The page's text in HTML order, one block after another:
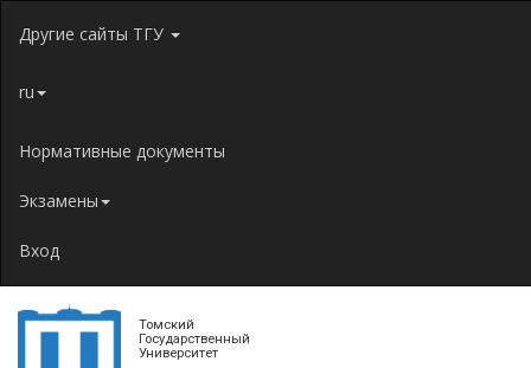
Другие сайты ТГУ
ru
Нормативные документы
Экзамены
Вход
Томский
Государственный
Университет